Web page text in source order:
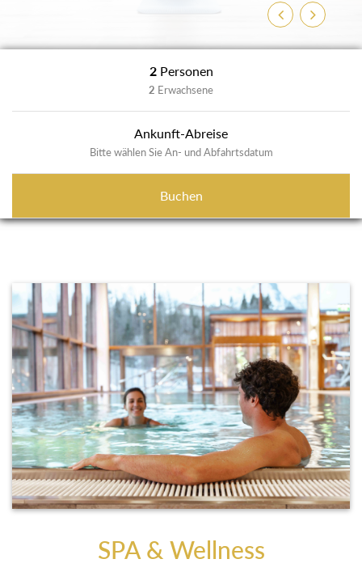
ZurückWeiter
2 Personen
2 Erwachsene
Ankunft-Abreise
Bitte wählen Sie An- und Abfahrtsdatum
Buchen
SPA & Wellness